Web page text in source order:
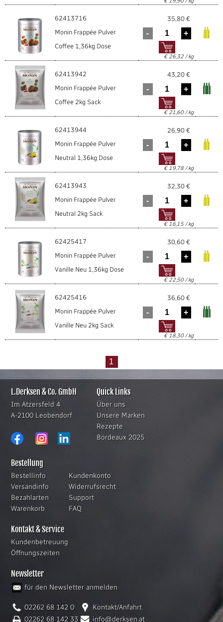
62413716
Monin Frappée Pulver
Coffee 1,36kg Dose
35,80 €
€ 26,32 / kg
62413942
Monin Frappée Pulver
Coffee 2kg Sack
43,20 €
€ 21,60 / kg
62413944
Monin Frappée Pulver
Neutral 1,36kg Dose
26,90 €
€ 19,78 / kg
62413943
Monin Frappée Pulver
Neutral 2kg Sack
32,30 €
€ 16,15 / kg
62425417
Monin Frappée Pulver
Vanille Neu 1,36kg Dose
30,60 €
€ 22,50 / kg
62425416
Monin Frappée Pulver
Vanille Neu 2kg Sack
36,60 €
€ 18,30 / kg
L.Derksen & Co. GmbH
Im Atzersfeld 4
A-2100 Leobendorf
Quick Links
Über uns
Unsere Marken
Rezepte
Bordeaux 2025
Bestellung
Bestellinfo
Versandinfo
Bezahlarten
Warenkorb
Kundenkonto
Widerrufsrecht
Support
FAQ
Kontakt & Service
Kundenbetreuung
Öffnungszeiten
Newsletter
für den Newsletter anmelden
02262 68 142 0
Kontakt/Anfahrt
02262 68 142 33
info@derksen.at